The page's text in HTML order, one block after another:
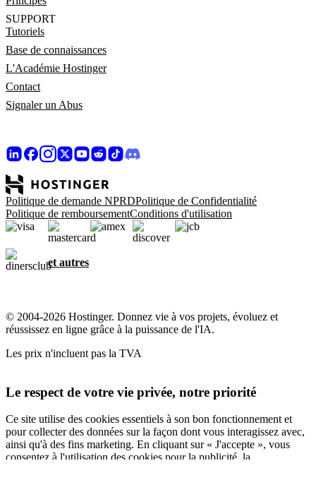
SUPPORT
Tutoriels
Base de connaissances
L'Académie Hostinger
Contact
Signaler un Abus
Politique de demande NPRDPolitique de Confidentialité
Politique de remboursementConditions d'utilisation
et autres
© 2004-2026 Hostinger. Donnez vie à vos projets, évoluez et
réussissez en ligne grâce à la puissance de l'IA.
Les prix n'incluent pas la TVA
Le respect de votre vie privée, notre priorité
Ce site utilise des cookies essentiels à son bon fonctionnement et
pour collecter des données sur la façon dont vous interagissez avec,
ainsi qu'à des fins marketing. En cliquant sur « J'accepte », vous
consentez à l'utilisation des cookies pour la publicité, la